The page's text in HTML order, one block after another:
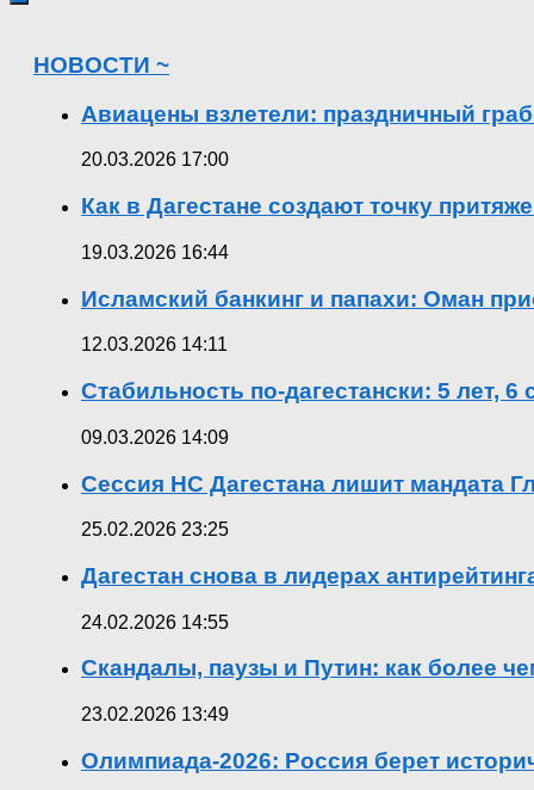
НОВОСТИ ~
Авиацены взлетели: праздничный
20.03.2026 17:00
Как в Дагестане создают точку
19.03.2026 16:44
Исламский банкинг и папахи: Оман
12.03.2026 14:11
Стабильность по-дагестански: 5 лет,
09.03.2026 14:09
Сессия НС Дагестана лишит мандата
25.02.2026 23:25
Дагестан снова в лидерах
24.02.2026 14:55
Скандалы, паузы и Путин: как более
23.02.2026 13:49
Олимпиада-2026: Россия берет